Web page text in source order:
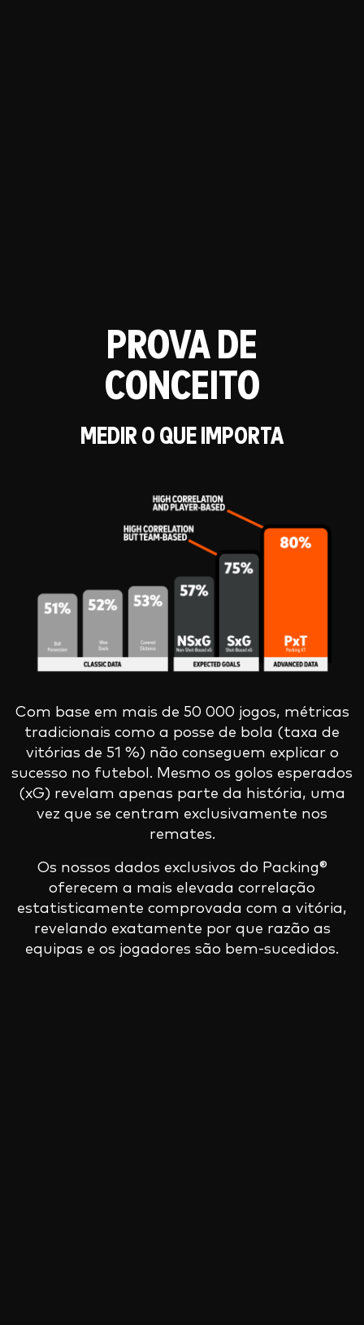
PROVA DE
CONCEITO
MEDIR O QUE IMPORTA
Com base em mais de 50 000 jogos, métricas
tradicionais como a posse de bola (taxa de
vitórias de 51 %) não conseguem explicar o
sucesso no futebol. Mesmo os golos esperados
(xG) revelam apenas parte da história, uma
vez que se centram exclusivamente nos
remates.
Os nossos dados exclusivos do Packing®
oferecem a mais elevada correlação
estatisticamente comprovada com a vitória,
revelando exatamente por que razão as
equipas e os jogadores são bem-sucedidos.